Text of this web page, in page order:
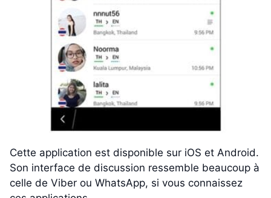
Cette application est disponible sur iOS et Android.
Son interface de discussion ressemble beaucoup à
celle de Viber ou WhatsApp, si vous connaissez